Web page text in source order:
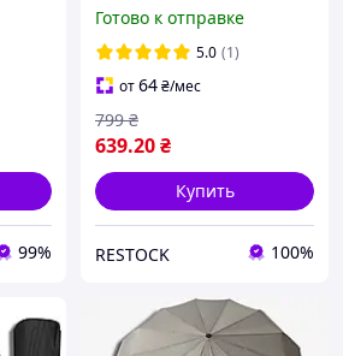
99%
мужской и женский
черный зонтики от дождя
и солнца
Готово к отправке
5.0 (1)
от64₴/мес
639.20₴
799 ₴
Купить
RESTOCK 100%